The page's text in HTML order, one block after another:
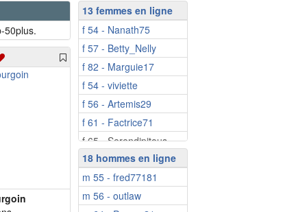
50plus.
13 femmes en ligne
f 54 - Nanath75
f 57 - Betty_Nelly
f 82 - Marguie17
f 54 - viviette
f 56 - Artemis29
f 61 - Factrice71
f 65 - Serendipitous
f 67 - kokeshis
f 71 - Marie1810
f 72 - tina89
18 hommes en ligne
m 55 - fred77181
m 56 - outlaw